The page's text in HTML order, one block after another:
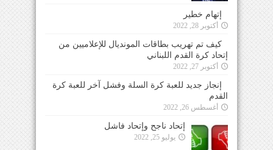
إتهام خطير
أكتوبر 28, 2022
كيف تم تهريب بطاقات المونديال للإعلاميين من
إتحاد كرة القدم اللبناني
أكتوبر 27, 2022
إنجاز جديد للعبة كرة السلة وفشل آخر للعبة كرة
القدم
أغسطس 26, 2022
إتحاد ناجح وإتحاد فاشل
يوليو 25, 2022